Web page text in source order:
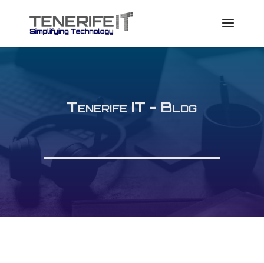
Tenerife IT - Blog